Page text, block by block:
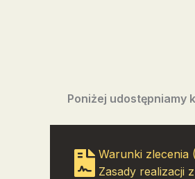
Poniżej udostępniamy
Warunki zlecenia
Zasady realizacji